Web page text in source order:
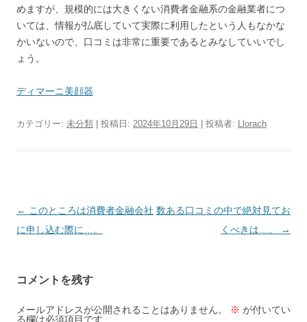
めますが、規模的には大きくない消費者金融系の金融業者につ
いては、情報が払底していて実際に利用したという人もなかな
かいないので、口コミは非常に重要であるとみなしていいでし
ょう。
ディマーニ美顔器
カテゴリー: 未分類 | 投稿日: 2024年10月29日 投稿者: Llorach
投
稿
ゲ
ー
← このところは消費者金融会社
に申し込む際に…。
数ある口コミの中で絶対見てお
くべきは…。
→
コメントを残す
メールアドレスが公開されることはありません。 ※ が付いてい
る欄は必須項目です